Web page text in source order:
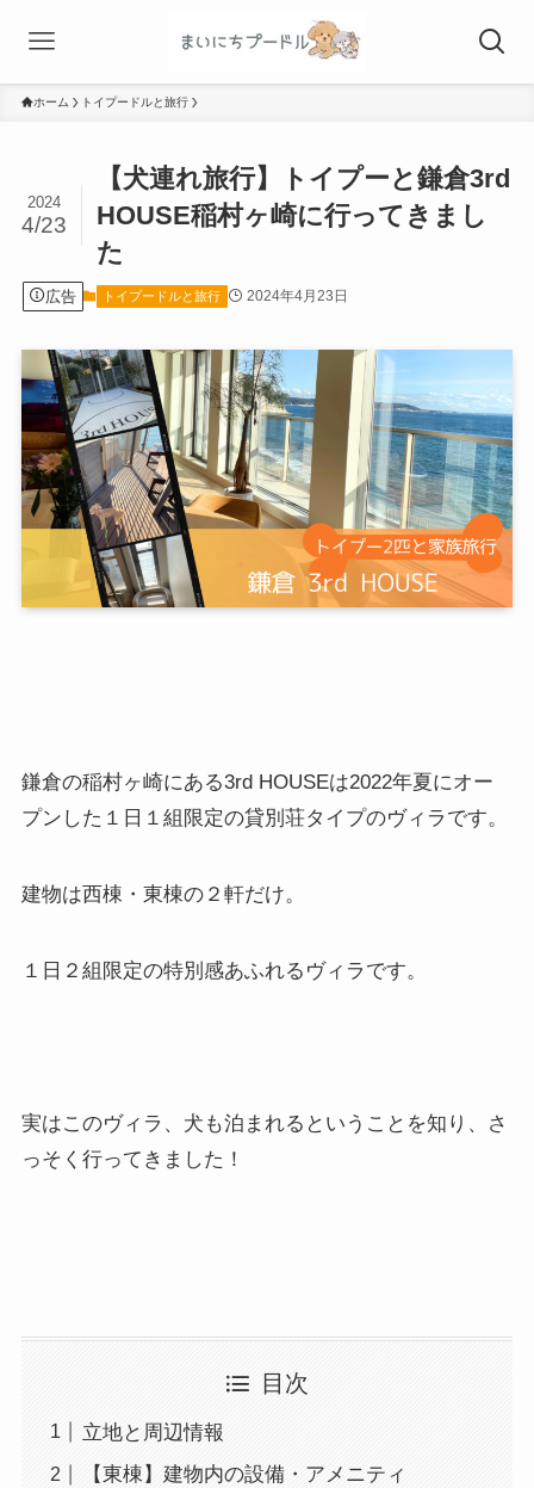
ホーム トイプードルと旅行
【犬連れ旅行】トイプーと鎌倉3rd
HOUSE稲村ヶ崎に行ってきまし
た
2024
4/23
広告 トイプードルと旅行 2024年4月23日
鎌倉の稲村ヶ崎にある3rd HOUSEは2022年夏にオー
プンした１日１組限定の貸別荘タイプのヴィラです。
建物は西棟・東棟の２軒だけ。
１日２組限定の特別感あふれるヴィラです。
実はこのヴィラ、犬も泊まれるということを知り、さ
っそく行ってきました！
目次
立地と周辺情報
【東棟】建物内の設備・アメニティ